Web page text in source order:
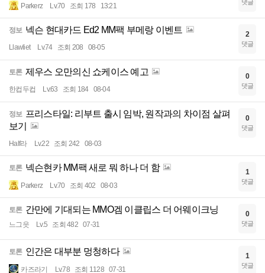
Parkerz Lv.70 조회 178 13:21 댓글
정보 넥슨 현대카드 Ed2 MM팩 부메랑 이벤트
Llawliet Lv.74 조회 208 08-05
2
댓글
토론 제우스 오만의신 쇼케이스 예고
한컵두컵 Lv.63 조회 184 08-04
0
댓글
정보 프리스타일: 리부트 출시 임박, 원작과의 차이점 살펴
보기
Half라 Lv.22 조회 242 08-03
0
댓글
토론 넥슨현카 MM팩 새로 뭐 하나 더 함
Parkerz Lv.70 조회 402 08-03
1
댓글
토론 간만에 기대되는 MMO겜 이클립스 더 어웨이크닝
느그읏 Lv.5 조회 482 07-31
0
댓글
토론 인간은 대부분 멍청하다
카즈라기 Lv.78 조회 1128 07-31
1
댓글